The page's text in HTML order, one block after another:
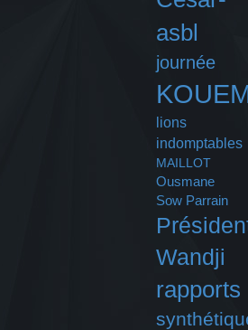
asbl
journée
lions
indomptables
MAILLOT
Ousmane
Sow Parrain
Wandji
rapports